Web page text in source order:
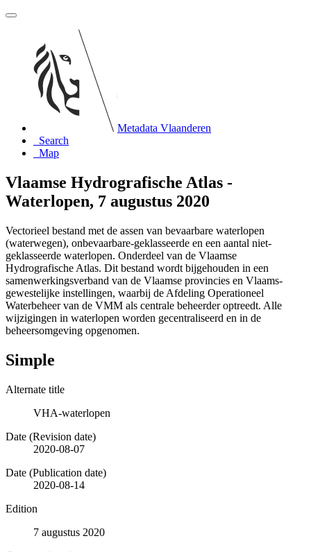
Metadata Vlaanderen
Search
Map
Vlaamse Hydrografische Atlas -
Waterlopen, 7 augustus 2020
Vectorieel bestand met de assen van bevaarbare waterlopen
(waterwegen), onbevaarbare-geklasseerde en een aantal niet-
geklasseerde waterlopen. Onderdeel van de Vlaamse
Hydrografische Atlas. Dit bestand wordt bijgehouden in een
samenwerkingsverband van de Vlaamse provincies en Vlaams-
gewestelijke instellingen, waarbij de Afdeling Operationeel
Waterbeheer van de VMM als centrale beheerder optreedt. Alle
wijzigingen in waterlopen worden gecentraliseerd en in de
beheersomgeving opgenomen.
Simple
Alternate title
VHA-waterlopen
Date (Revision date)
2020-08-07
Date (Publication date)
2020-08-14
Edition
7 augustus 2020